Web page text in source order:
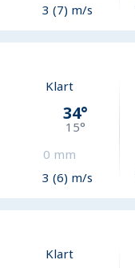
3 (7) m/s
Klart
34°
15°
0 mm
3 (6) m/s
Klart